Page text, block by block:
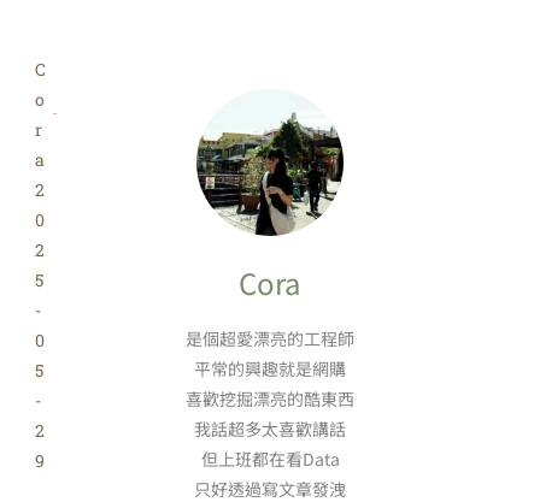
C
o
r
a
2
0
2
5
-
0
5
-
2
9
Cora
是個超愛漂亮的工程師
平常的興趣就是網購
喜歡挖掘漂亮的酷東西
我話超多太喜歡講話
但上班都在看Data
只好透過寫文章發洩